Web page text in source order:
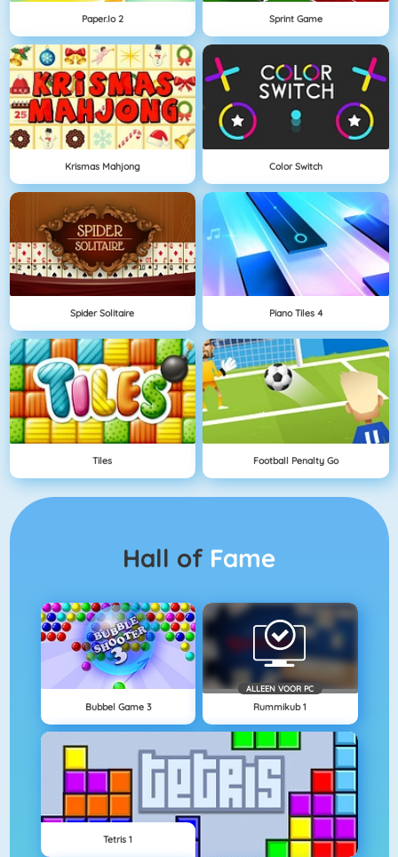
Paper.io 2 Sprint Game
Krismas Mahjong Color Switch
Spider Solitaire Piano Tiles 4
Tiles Football Penalty Go
Hall of Fame
Bubbel Game 3
ALLEEN VOOR PC
Rummikub 1
Tetris 1